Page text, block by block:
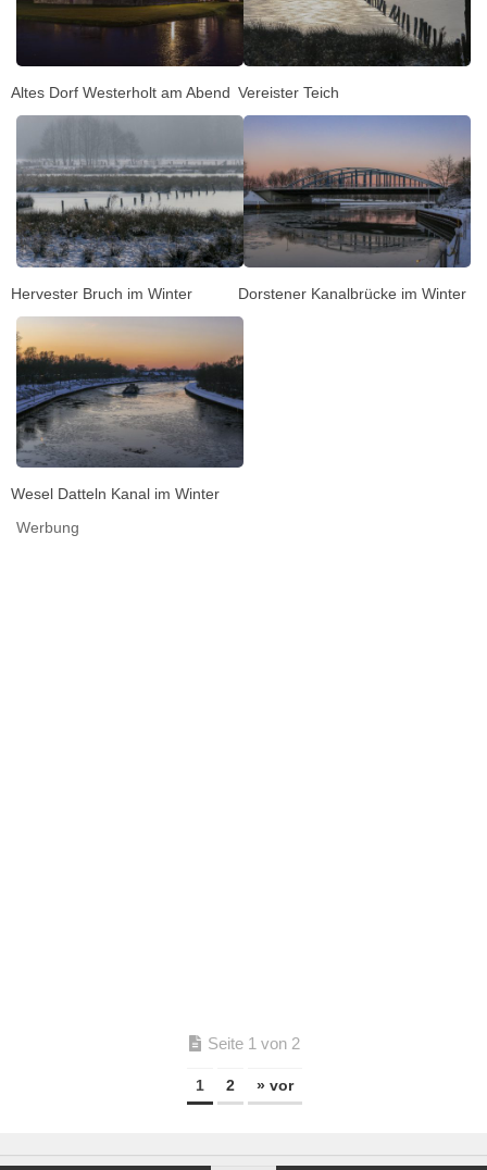
Altes Dorf Westerholt am Abend Vereister Teich
Hervester Bruch im Winter Dorstener Kanalbrücke im Winter
Wesel Datteln Kanal im Winter
Werbung
Seite 1 von 2
1 2 » vor